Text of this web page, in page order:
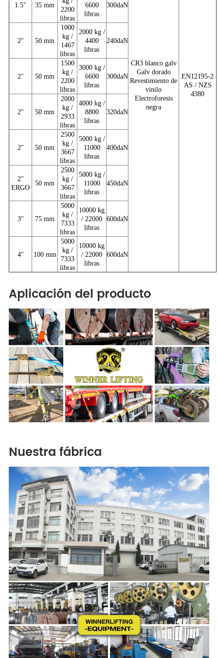
CR3 blanco galv
Galv dorado
Revestimiento de
vinilo
Electroforesis
negra
EN12195-2
AS / NZS
4380
1.5" 35 mm
2200
libras
6600
libras
300daN
2" 50 mm
1000
kg /
1467
libras
2000 kg /
4400
libras
240daN
2" 50 mm
1500
kg /
2200
libras
3000 kg /
6600
libras
300daN
2" 50 mm
2000
kg /
2933
libras
4000 kg /
8800
libras
320daN
2" 50 mm
2500
kg /
3667
libras
5000 kg /
11000
libras
400daN
2"
ERGO
50 mm
2500
kg /
3667
libras
5000 kg /
11000
libras
450daN
3" 75 mm
5000
kg /
7333
libras
10000 kg
/ 22000
libras
600daN
4" 100 mm
5000
kg /
7333
libras
10000 kg
/ 22000
libras
600daN
Aplicación del producto
Nuestra fábrica